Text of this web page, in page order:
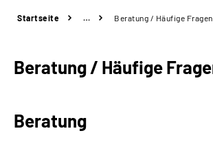
Rente
Startseite … Beratung / Häufige
Beratung / Häufige
Beratung